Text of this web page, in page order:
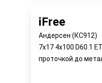
iFree
Андерсен (КС912)
7x17 4x100 D60.1
проточкой до